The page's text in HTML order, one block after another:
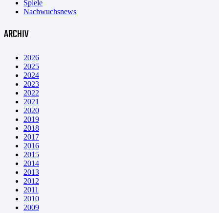
Spiele
Nachwuchsnews
ARCHIV
2026
2025
2024
2023
2022
2021
2020
2019
2018
2017
2016
2015
2014
2013
2012
2011
2010
2009